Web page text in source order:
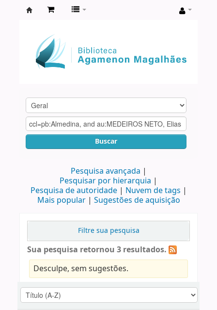
Agamenon
Magalhães
Buscar
Pesquisa avançada
Pesquisar por hierarquia
Pesquisa de autoridade
Nuvem de tags
Mais popular
Sugestões de aquisição
Filtre sua pesquisa
Sua pesquisa retornou 3 resultados.
Desculpe, sem sugestões.